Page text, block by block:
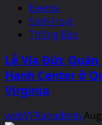
Events
Sinh Hoạt
Thông Báo
Lễ Vía Đức Quán
Hanh Center ở
Virginia
webVFRanadmin